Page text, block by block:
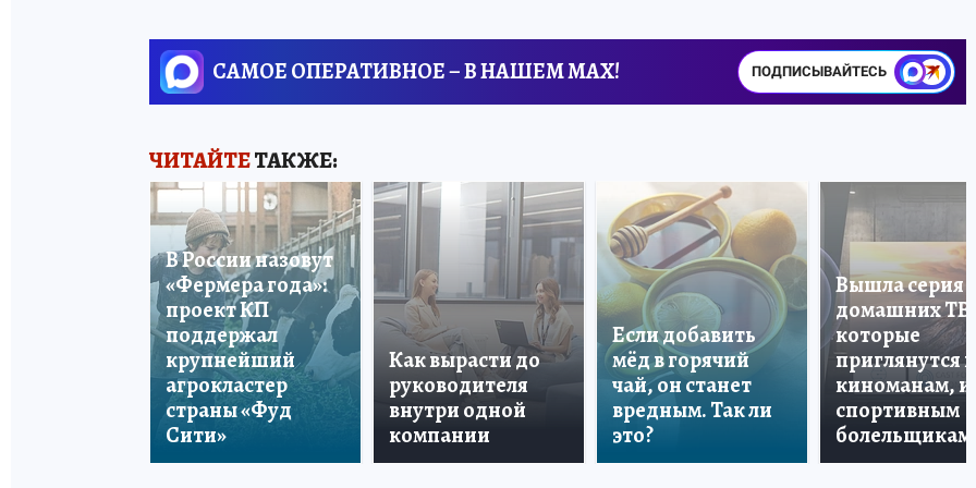
САМОЕ ОПЕРАТИВНОЕ – В НАШЕМ MAX! ПОДПИСЫВАЙТЕСЬ
ЧИТАЙТЕТАКЖЕ:
В России назовут
«Фермера года»:
проект КП
поддержал
крупнейший
агрокластер
страны «Фуд
Сити»
Как вырасти до
руководителя
внутри одной
компании
Если добавить
мёд в горячий
чай, он станет
вредным. Так ли
это?
Вышла серия
домашних ТВ,
которые
приглянутся и
киноманам, и
спортивным
болельщикам